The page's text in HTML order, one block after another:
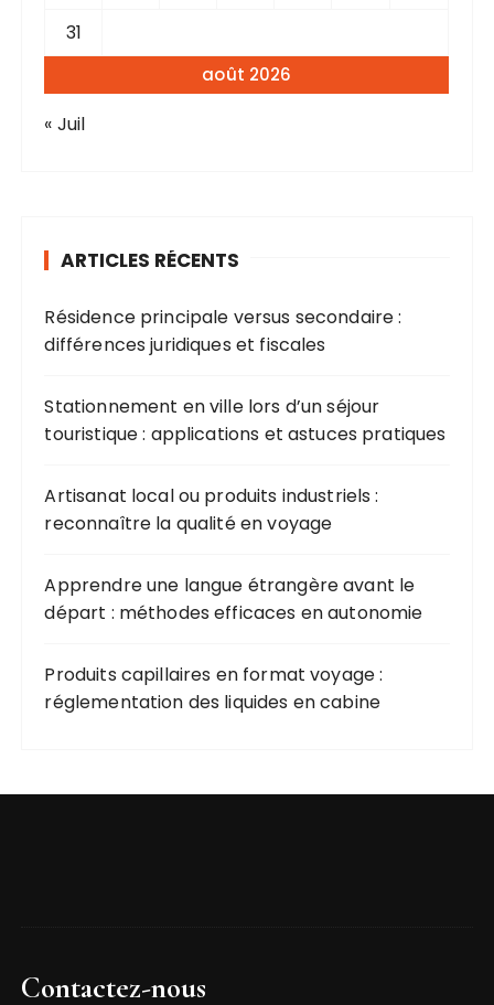
août 2026
31
« Juil
ARTICLES RÉCENTS
Résidence principale versus secondaire :
différences juridiques et fiscales
Stationnement en ville lors d’un séjour
touristique : applications et astuces pratiques
Artisanat local ou produits industriels :
reconnaître la qualité en voyage
Apprendre une langue étrangère avant le
départ : méthodes efficaces en autonomie
Produits capillaires en format voyage :
réglementation des liquides en cabine
Contactez-nous